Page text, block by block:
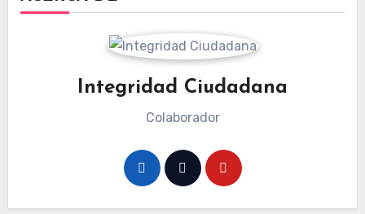
Integridad Ciudadana
Colaborador